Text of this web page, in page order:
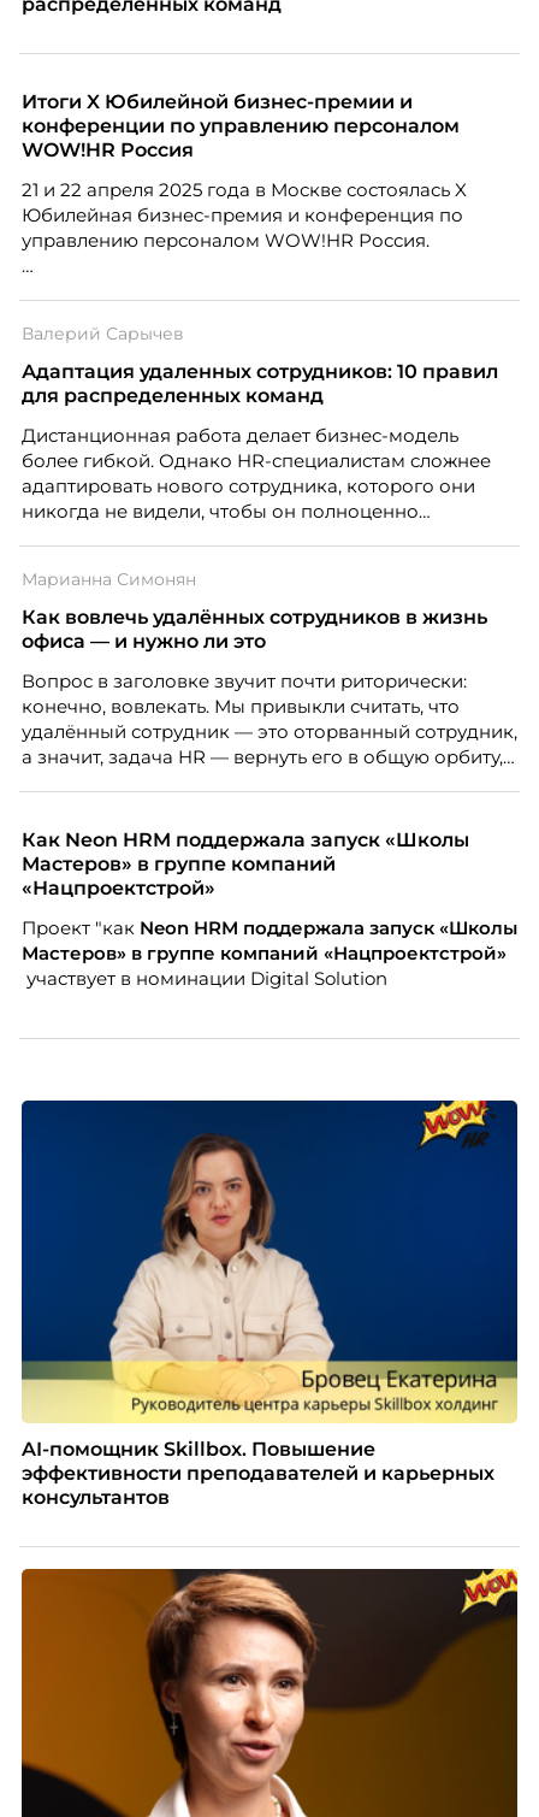
Итоги X Юбилейной бизнес-премии и
конференции по управлению персоналом
WOW!HR Россия
21 и 22 апреля 2025 года в Москве состоялась X
Юбилейная бизнес-премия и конференция по
управлению персоналом WOW!HR Россия.
номинантов и гостей мероприятия.
Валерий Сарычев
Адаптация удаленных сотрудников: 10 правил
для распределенных команд
Дистанционная работа делает бизнес-модель
более гибкой. Однако HR-специалистам сложнее
адаптировать нового сотрудника, которого они
никогда не видели, чтобы он полноценно
Марианна Симонян
Как вовлечь удалённых сотрудников в жизнь
офиса — и нужно ли это
Вопрос в заголовке звучит почти риторически:
конечно, вовлекать. Мы привыкли считать, что
удалённый сотрудник — это оторванный сотрудник,
а значит, задача HR — вернуть его в общую орбиту,
вовлечения, стоит остановиться на неудобном
факте: данные говорят ровно обратное тому, что
подсказывает интуиция. Автор свежего выпуска
People Analytics, приглашённый лектор НИУ ВШЭ и
МИФИ, автор книги «Дао женской карьеры».
Как Neon HRM поддержала запуск «Школы
Мастеров» в группе компаний
«Нацпроектстрой»
Проект "как Neon HRM поддержала запуск «Школы
Мастеров» в группе компаний «Нацпроектстрой»
участвует в номинации Digital Solution
AI-помощник Skillbox. Повышение
эффективности преподавателей и карьерных
консультантов